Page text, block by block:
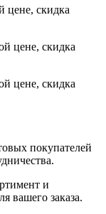
цене, скидка
цене, скидка
цене, скидка
покупателей
и
вашего заказа.